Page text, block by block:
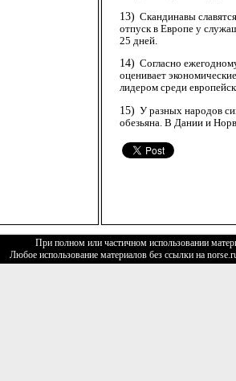
13) Скандинавы
отпуск в Европе у
25 дней.
14) Согласно
оценивает
лидером среди
15) У разных народов
обезьяна. В Дании и
При полном или частичном использовании
Любое использование материалов без ссылки на